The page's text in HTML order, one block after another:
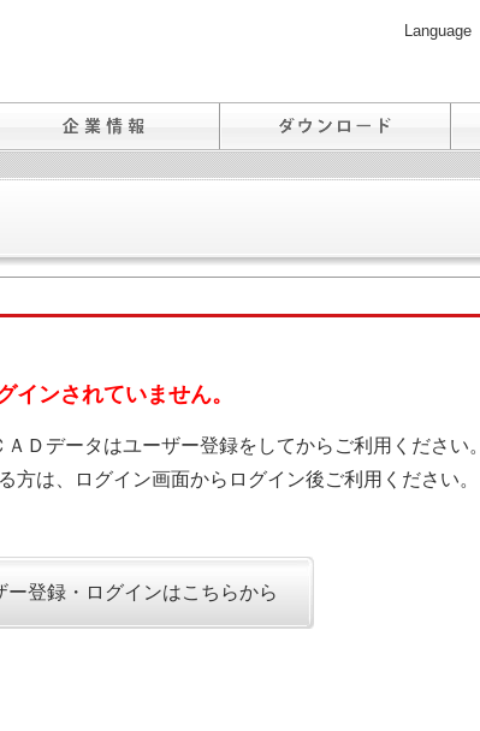
Language
インされていません。
Ｄデータはユーザー登録をしてからご利用ください。
方は、ログイン画面からログイン後ご利用ください。
ー登録・ログインはこちらから